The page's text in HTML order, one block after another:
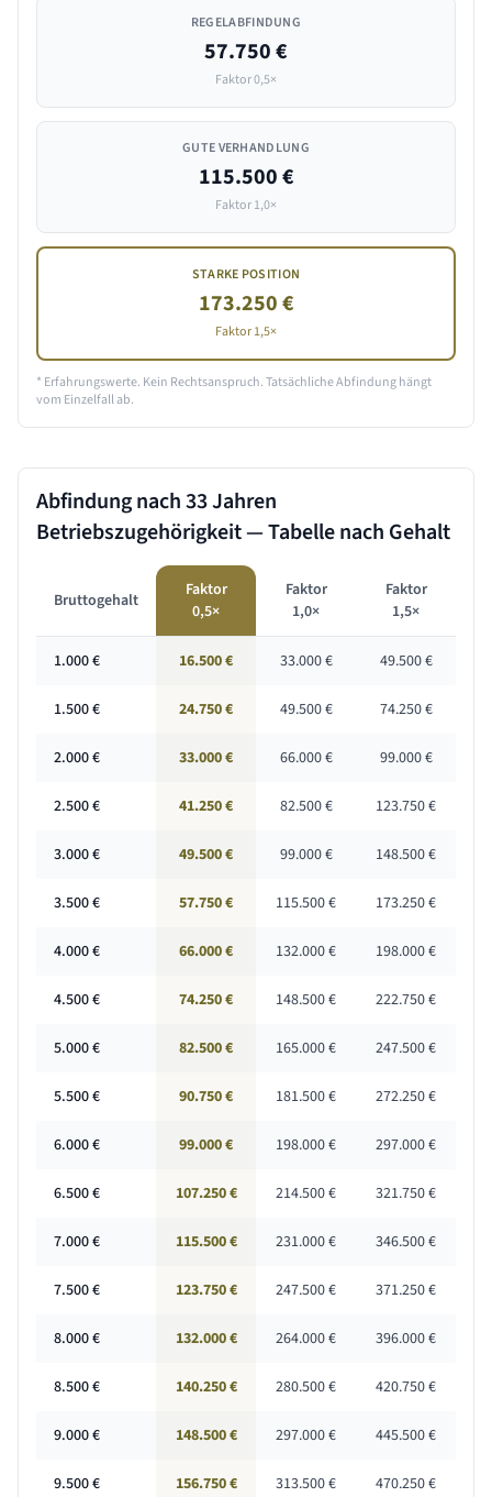
REGELABFINDUNG
57.750 €
Faktor 0,5×
GUTE VERHANDLUNG
115.500 €
Faktor 1,0×
STARKE POSITION
173.250 €
Faktor 1,5×
* Erfahrungswerte. Kein Rechtsanspruch. Tatsächliche Abfindung hängt
vom Einzelfall ab.
Abfindung nach33 Jahren
Betriebszugehörigkeit — Tabelle nach Gehalt
Bruttogehalt
Faktor
0,5×
Faktor
1,0×
Faktor
1,5×
1.000€ 16.500 € 33.000 € 49.500 €
1.500€ 24.750 € 49.500 € 74.250 €
2.000€ 33.000 € 66.000 € 99.000 €
2.500€ 41.250 € 82.500 € 123.750 €
3.000€ 49.500 € 99.000 € 148.500 €
3.500€ 57.750 € 115.500 € 173.250 €
4.000€ 66.000 € 132.000 € 198.000 €
4.500€ 74.250 € 148.500 € 222.750 €
5.000€ 82.500 € 165.000 € 247.500 €
5.500€ 90.750 € 181.500 € 272.250 €
6.000€ 99.000 € 198.000 € 297.000 €
6.500€ 107.250 € 214.500 € 321.750 €
7.000€ 115.500 € 231.000 € 346.500 €
7.500€ 123.750 € 247.500 € 371.250 €
8.000€ 132.000 € 264.000 € 396.000 €
8.500€ 140.250 € 280.500 € 420.750 €
9.000€ 148.500 € 297.000 € 445.500 €
9.500€ 156.750 € 313.500 € 470.250 €